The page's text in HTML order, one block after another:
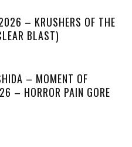
– KRUSHERS OF THE
BLAST)
– MOMENT OF
– HORROR PAIN GORE